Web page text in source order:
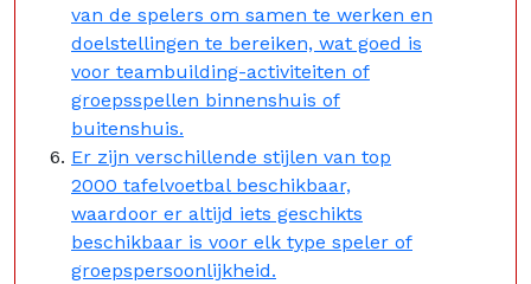
van de spelers om samen te werken en
doelstellingen te bereiken, wat goed is
voor teambuilding-activiteiten of
groepsspellen binnenshuis of
buitenshuis.
Er zijn verschillende stijlen van top
2000 tafelvoetbal beschikbaar,
waardoor er altijd iets geschikts
beschikbaar is voor elk type speler of
groepspersoonlijkheid.